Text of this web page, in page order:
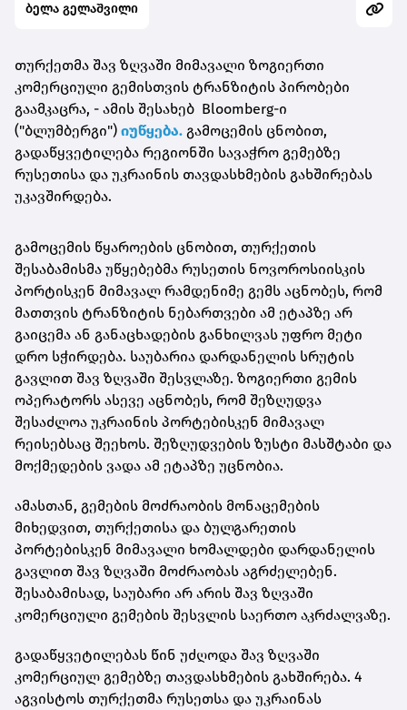
ბელა გელაშვილი
თურქეთმა შავ ზღვაში მიმავალი ზოგიერთი
კომერციული გემისთვის ტრანზიტის პირობები
გაამკაცრა, - ამის შესახებ Bloomberg-ი
("ბლუმბერგი") იუწყება. გამოცემის ცნობით,
გადაწყვეტილება რეგიონში სავაჭრო გემებზე
რუსეთისა და უკრაინის თავდასხმების გახშირებას
უკავშირდება.
გამოცემის წყაროების ცნობით, თურქეთის
შესაბამისმა უწყებებმა რუსეთის ნოვოროსიისკის
პორტისკენ მიმავალ რამდენიმე გემს აცნობეს, რომ
მათთვის ტრანზიტის ნებართვები ამ ეტაპზე არ
გაიცემა ან განაცხადების განხილვას უფრო მეტი
დრო სჭირდება. საუბარია დარდანელის სრუტის
გავლით შავ ზღვაში შესვლაზე. ზოგიერთი გემის
ოპერატორს ასევე აცნობეს, რომ შეზღუდვა
შესაძლოა უკრაინის პორტებისკენ მიმავალ
რეისებსაც შეეხოს. შეზღუდვების ზუსტი მასშტაბი და
მოქმედების ვადა ამ ეტაპზე უცნობია.
ამასთან, გემების მოძრაობის მონაცემების
მიხედვით, თურქეთისა და ბულგარეთის
პორტებისკენ მიმავალი ხომალდები დარდანელის
გავლით შავ ზღვაში მოძრაობას აგრძელებენ.
შესაბამისად, საუბარი არ არის შავ ზღვაში
კომერციული გემების შესვლის საერთო აკრძალვაზე.
გადაწყვეტილებას წინ უძღოდა შავ ზღვაში
კომერციულ გემებზე თავდასხმების გახშირება. 4
აგვისტოს თურქეთმა რუსეთსა და უკრაინას